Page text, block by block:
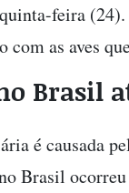
feira
com as aves
Brasil
é causada
Brasil